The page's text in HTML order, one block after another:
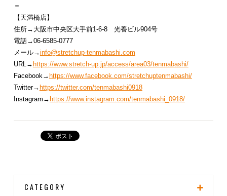
＝
【天満橋店】
住所→大阪市中央区大手前1-6-8 光養ビル904号
電話→06-6585-0777
メール→info@stretchup-tenmabashi.com
URL→ https://www.stretch-up.jp/access/area03/tenmabashi/
Facebook→ https://www.facebook.com/stretchuptenmabashi/
Twitter→ https://twitter.com/tenmabashi0918
Instagram→ https://www.instagram.com/tenmabashi_0918/
CATEGORY